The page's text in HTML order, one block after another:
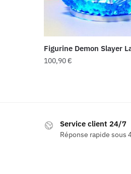
Figurine Demon Slayer
100,90€
Service client 24/7
Réponse rapide sous